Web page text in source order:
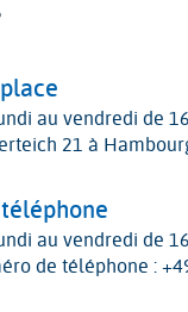
au vendredi de
21 à
au vendredi de
de téléphone :